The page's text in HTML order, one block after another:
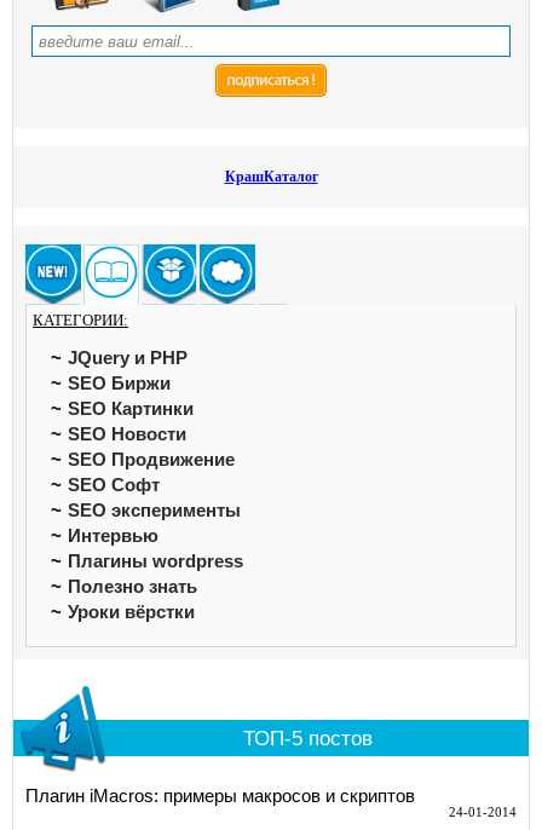
КрашКаталог
КАТЕГОРИИ:
JQuery и PHP
SEO Биржи
SEO Картинки
SEO Новости
SEO Продвижение
SEO Софт
SEO эксперименты
Интервью
Плагины wordpress
Полезно знать
Уроки вёрстки
ТОП-5 постов
Плагин iMacros: примеры макросов и скриптов
24-01-2014